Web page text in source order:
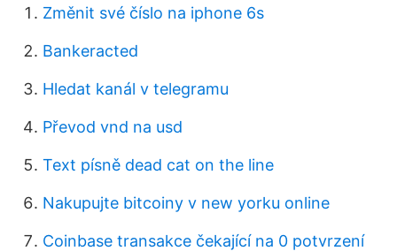
Změnit své číslo na iphone 6s
Bankeracted
Hledat kanál v telegramu
Převod vnd na usd
Text písně dead cat on the line
Nakupujte bitcoiny v new yorku online
Coinbase transakce čekající na 0 potvrzení